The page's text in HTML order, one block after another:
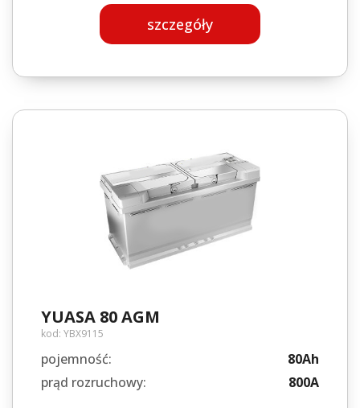
szczegóły
YUASA 80 AGM
kod: YBX9115
pojemność:
80Ah
prąd rozruchowy:
800A